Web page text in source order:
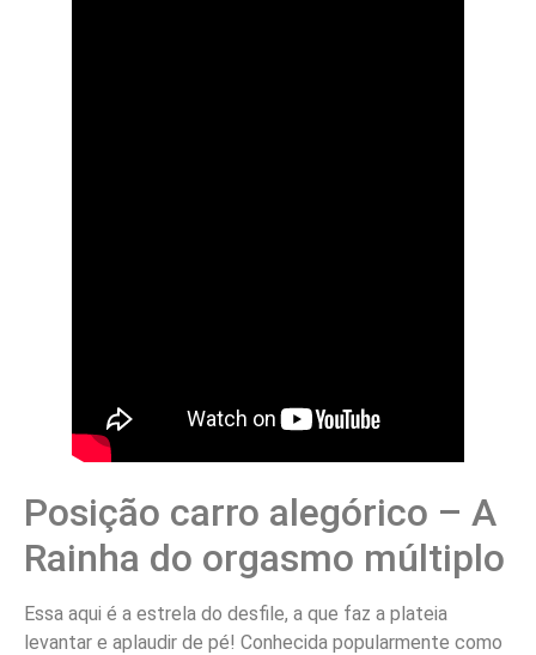
Posição carro alegórico – A
Rainha do orgasmo múltiplo
Essa aqui é a estrela do desfile, a que faz a plateia
levantar e aplaudir de pé! Conhecida popularmente como